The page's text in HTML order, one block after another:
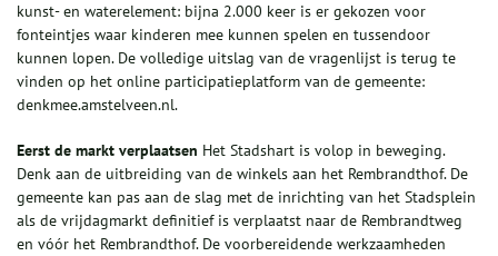
kunst- en waterelement: bijna 2.000 keer is er gekozen voor
fonteintjes waar kinderen mee kunnen spelen en tussendoor
kunnen lopen. De volledige uitslag van de vragenlijst is terug te
vinden op het online participatieplatform van de gemeente:
denkmee.amstelveen.nl.
Eerst de markt verplaatsen Het Stadshart is volop in beweging.
Denk aan de uitbreiding van de winkels aan het Rembrandthof. De
gemeente kan pas aan de slag met de inrichting van het Stadsplein
als de vrijdagmarkt definitief is verplaatst naar de Rembrandtweg
en vóór het Rembrandthof. De voorbereidende werkzaamheden